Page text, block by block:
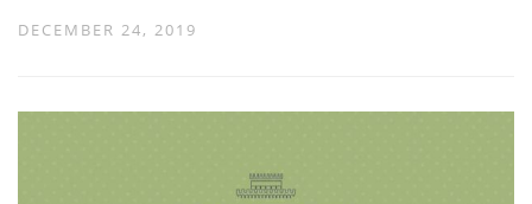
DECEMBER 24, 2019